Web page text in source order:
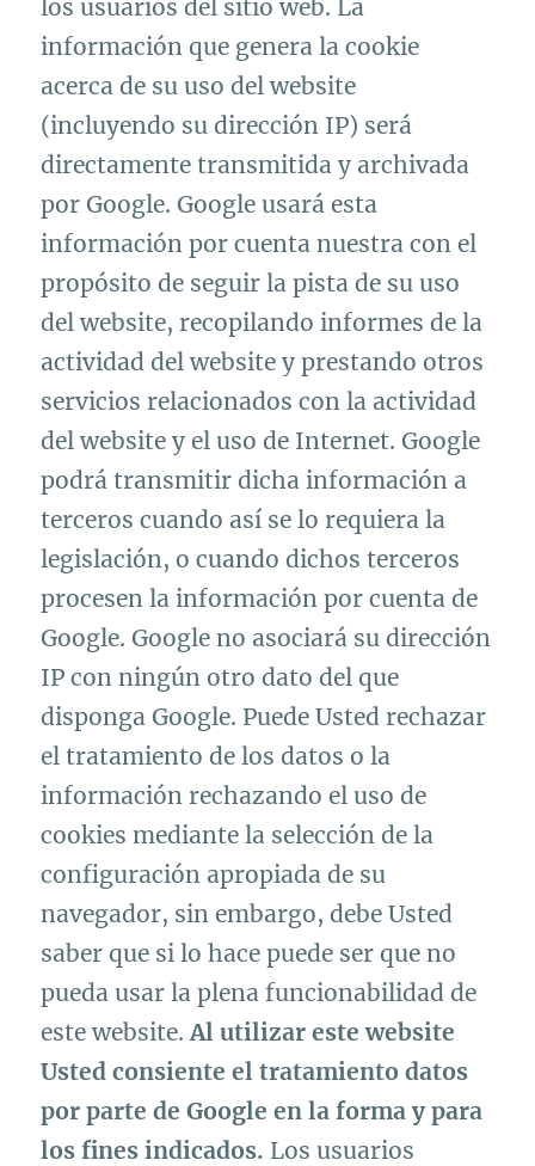
los usuarios del sitio web. La
información que genera la cookie
acerca de su uso del website
(incluyendo su dirección IP) será
directamente transmitida y archivada
por Google. Google usará esta
información por cuenta nuestra con el
propósito de seguir la pista de su uso
del website, recopilando informes de la
actividad del website y prestando otros
servicios relacionados con la actividad
del website y el uso de Internet. Google
podrá transmitir dicha información a
terceros cuando así se lo requiera la
legislación, o cuando dichos terceros
procesen la información por cuenta de
Google. Google no asociará su dirección
IP con ningún otro dato del que
disponga Google. Puede Usted rechazar
el tratamiento de los datos o la
información rechazando el uso de
cookies mediante la selección de la
configuración apropiada de su
navegador, sin embargo, debe Usted
saber que si lo hace puede ser que no
pueda usar la plena funcionabilidad de
este website.Al utilizar este website
Usted consiente el tratamiento datos
por parte de Google en la forma y para
los fines indicados. Los usuarios